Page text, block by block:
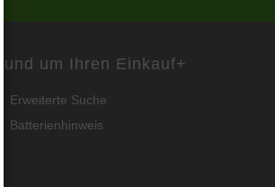
Rund um Ihren Einkauf+
Erweiterte Suche
Batterienhinweis